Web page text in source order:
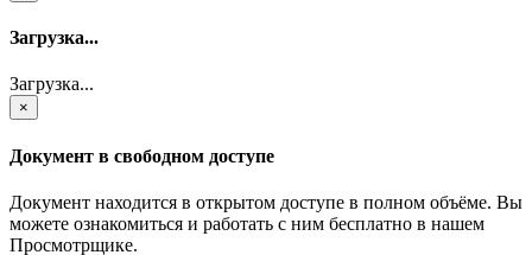
Загрузка...
Загрузка...
×
Документ в свободном доступе
Документ находится в открытом доступе в полном объёме. Вы
можете ознакомиться и работать с ним бесплатно в нашем
Просмотрщике.